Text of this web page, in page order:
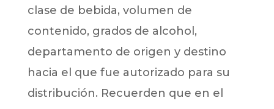
clase de bebida, volumen de
contenido, grados de alcohol,
departamento de origen y destino
hacia el que fue autorizado para su
distribución. Recuerden que en el